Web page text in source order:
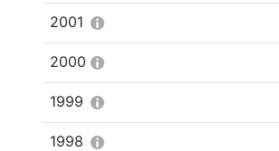
2001
2000
1999
1998